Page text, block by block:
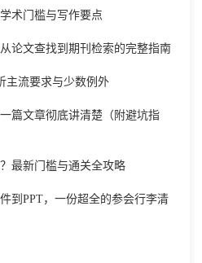
术门槛与写作要点
论文查找到期刊检索的完整指南
主流要求与少数例外
篇文章彻底讲清楚（附避坑指
最新门槛与通关全攻略
到PPT，一份超全的参会行李清